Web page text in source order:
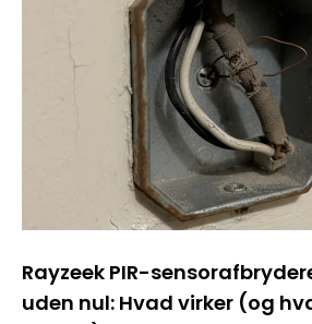
Rayzeek PIR-
uden nul: Hvad virker (og